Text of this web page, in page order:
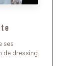
ses
de dressing